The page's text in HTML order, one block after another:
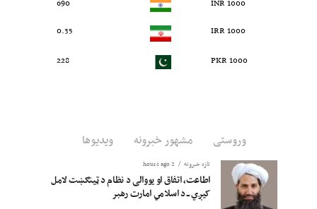
1000 INR
690
1000 IRR
0.35
1000 PKR
228
وروستی مشهور خبرونه ویدیوها
تازه خبرونه 2 hours ago
اطاعت، اتفاق او یووالی د نظام د ټینګښت لامل
کیږي ــ د اسلامي امارت رهبر